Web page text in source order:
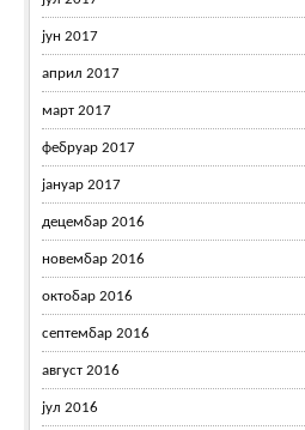
јун 2017
април 2017
март 2017
фебруар 2017
јануар 2017
децембар 2016
новембар 2016
октобар 2016
септембар 2016
август 2016
јул 2016